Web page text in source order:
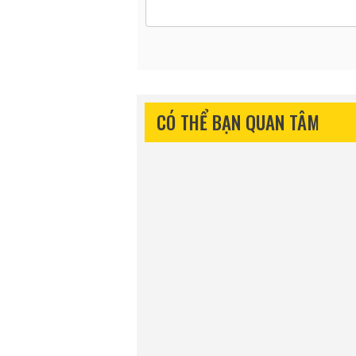
CÓ THỂ BẠN QUAN TÂM